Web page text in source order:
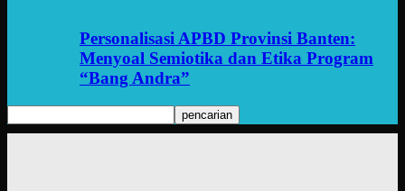
Personalisasi APBD Provinsi Banten:
Menyoal Semiotika dan Etika Program
“Bang Andra”